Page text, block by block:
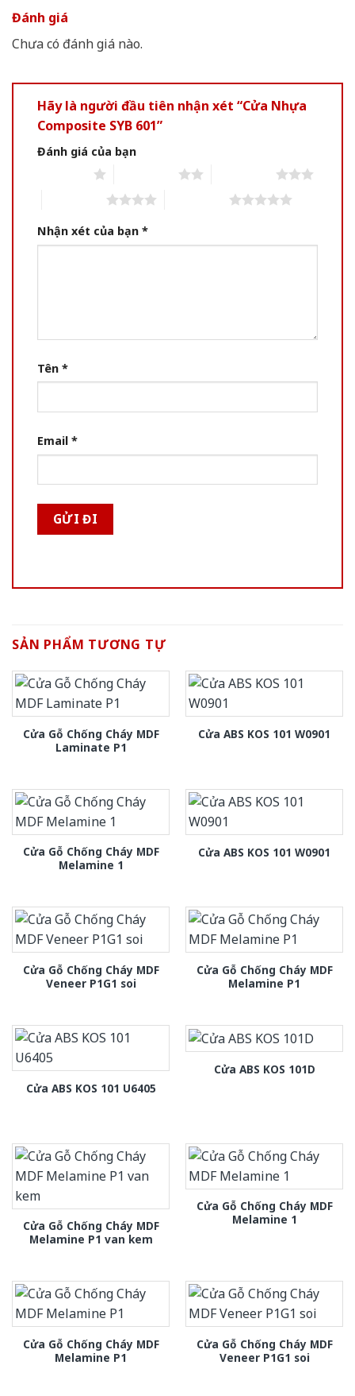
Đánh giá
Chưa có đánh giá nào.
Hãy là người đầu tiên nhận xét “Cửa Nhựa
Composite SYB 601”
Đánh giá của bạn
Nhận xét của bạn *
Tên *
Email *
SẢN PHẨM TƯƠNG TỰ
Cửa Gỗ Chống Cháy MDF
Laminate P1
Cửa ABS KOS 101 W0901
Cửa Gỗ Chống Cháy MDF
Melamine 1
Cửa ABS KOS 101 W0901
Cửa Gỗ Chống Cháy MDF
Veneer P1G1 soi
Cửa Gỗ Chống Cháy MDF
Melamine P1
Cửa ABS KOS 101 U6405
Cửa ABS KOS 101D
Cửa Gỗ Chống Cháy MDF
Melamine P1 van kem
Cửa Gỗ Chống Cháy MDF
Melamine 1
Cửa Gỗ Chống Cháy MDF
Melamine P1
Cửa Gỗ Chống Cháy MDF
Veneer P1G1 soi